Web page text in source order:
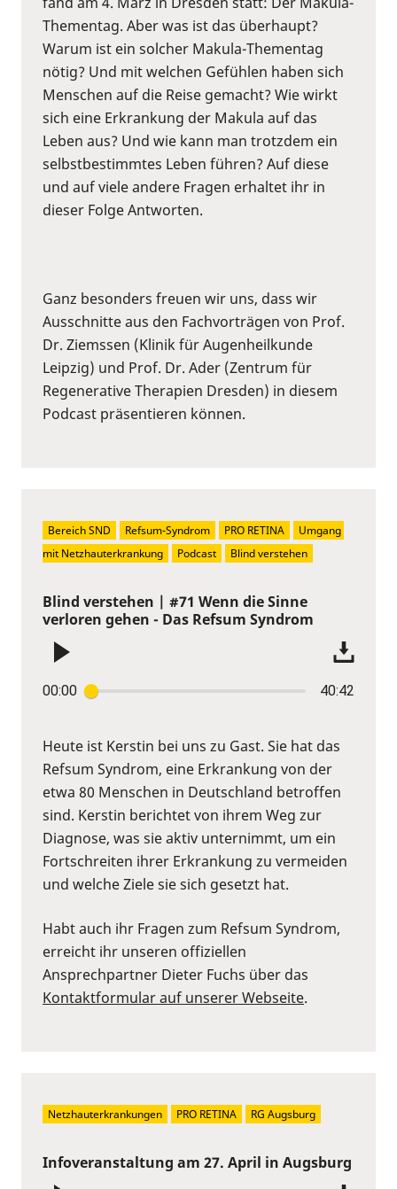
Thementag. Aber was ist das überhaupt?
Warum ist ein solcher Makula-Thementag
nötig? Und mit welchen Gefühlen haben sich
Menschen auf die Reise gemacht? Wie wirkt
sich eine Erkrankung der Makula auf das
Leben aus? Und wie kann man trotzdem ein
selbstbestimmtes Leben führen? Auf diese
und auf viele andere Fragen erhaltet ihr in
dieser Folge Antworten.
Ganz besonders freuen wir uns, dass wir
Ausschnitte aus den Fachvorträgen von Prof.
Dr. Ziemssen (Klinik für Augenheilkunde
Leipzig) und Prof. Dr. Ader (Zentrum für
Regenerative Therapien Dresden) in diesem
Podcast präsentieren können.
Blind verstehen | #71 Wenn die Sinne
verloren gehen - Das Refsum Syndrom
00:00 40:42
Heute ist Kerstin bei uns zu Gast. Sie hat das
Refsum Syndrom, eine Erkrankung von der
etwa 80 Menschen in Deutschland betroffen
sind. Kerstin berichtet von ihrem Weg zur
Diagnose, was sie aktiv unternimmt, um ein
Fortschreiten ihrer Erkrankung zu vermeiden
und welche Ziele sie sich gesetzt hat.
Habt auch ihr Fragen zum Refsum Syndrom,
erreicht ihr unseren offiziellen
Ansprechpartner Dieter Fuchs über das
Kontaktformular auf unserer Webseite.
Bereich SND Refsum-Syndrom PRO RETINA
Umgang
mit Netzhauterkrankung
Podcast Blind verstehen
Infoveranstaltung am 27. April in Augsburg
Netzhauterkrankungen PRO RETINA RG Augsburg